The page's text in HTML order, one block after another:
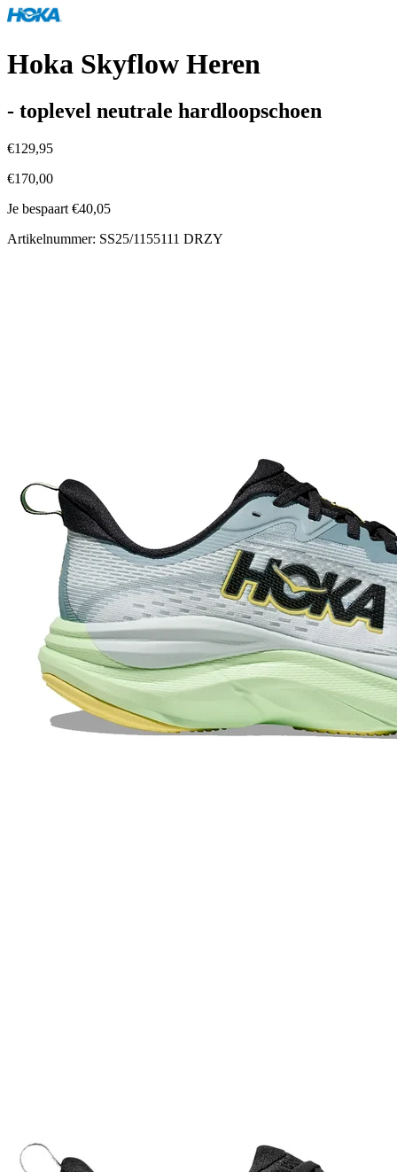
Hoka Skyflow Heren
- toplevel neutrale hardloopschoen
€129,95
€170,00
Je bespaart €40,05
Artikelnummer: SS25/1155111 DRZY